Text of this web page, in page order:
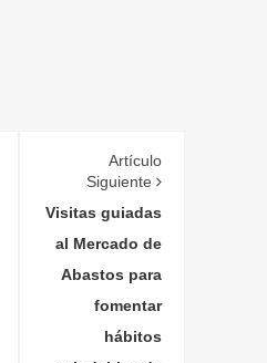
Artículo
Siguiente
Visitas guiadas
al Mercado de
Abastos para
fomentar
hábitos